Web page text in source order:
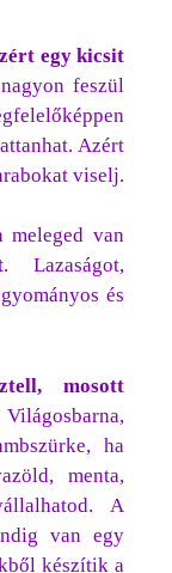
egy kicsit
feszül
Azért
viselj.
meleged van
. Lazaságot,
és
mosott
ha
menta,
A
van egy
készítik a